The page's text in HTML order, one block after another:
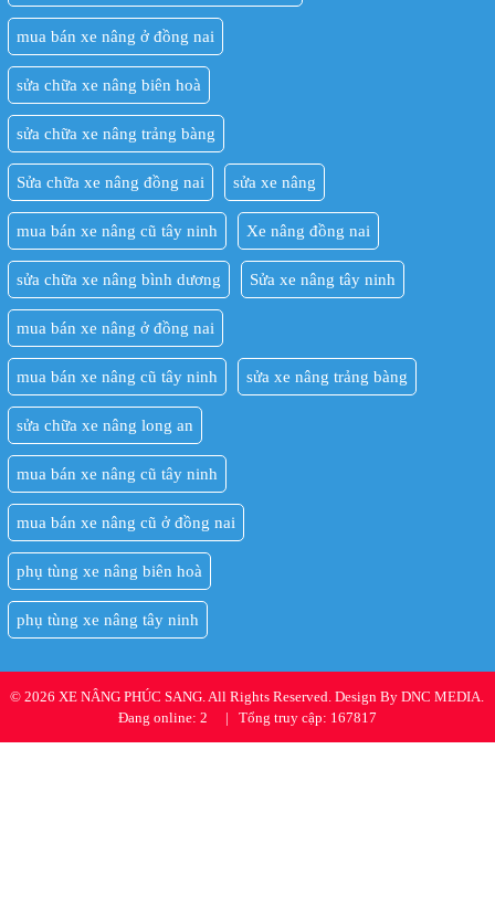
mua bán xe nâng ở đồng nai
sửa chữa xe nâng biên hoà
sửa chữa xe nâng trảng bàng
Sửa chữa xe nâng đồng nai sửa xe nâng
mua bán xe nâng cũ tây ninh Xe nâng đồng nai
sửa chữa xe nâng bình dương Sửa xe nâng tây ninh
mua bán xe nâng ở đồng nai
mua bán xe nâng cũ tây ninh sửa xe nâng trảng bàng
sửa chữa xe nâng long an
mua bán xe nâng cũ tây ninh
mua bán xe nâng cũ ở đồng nai
phụ tùng xe nâng biên hoà
phụ tùng xe nâng tây ninh
© 2026 XE NÂNG PHÚC SANG. All Rights Reserved. Design By DNC MEDIA.
Đang online: 2
| Tổng truy cập: 167817